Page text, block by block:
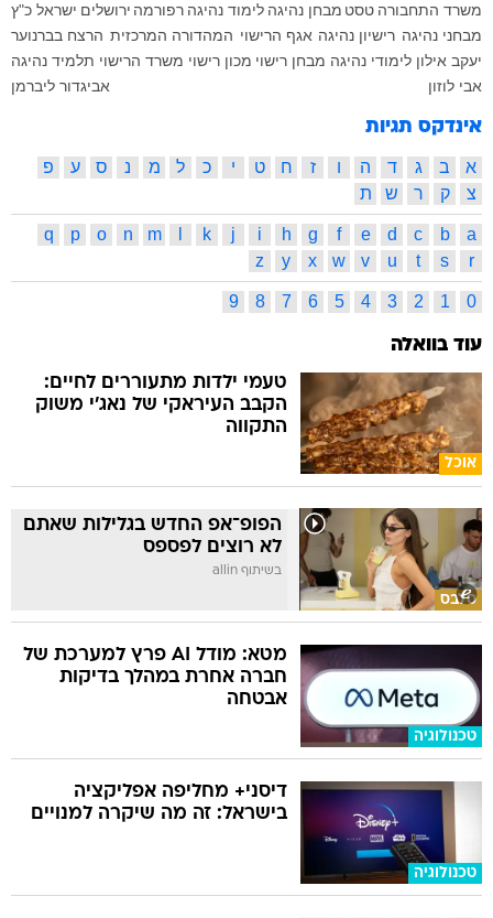
משרד התחבורה טסט מבחן נהיגה לימוד נהיגה רפורמה ירושלים ישראל כ"ץ
מבחני נהיגה רישיון נהיגה אגף הרישוי המהדורה המרכזית הרצח בברנוער
יעקב אילון לימודי נהיגה מבחן רישוי מכון רישוי משרד הרישוי תלמיד נהיגה
אבי לוזון
אביגדור ליברמן
אינדקס תגיות
א ב ג ד ה ו ז ח ט י כ ל מ נ ס ע
פ
צ
ק ר ש ת
a
b
c
d
e
f
g
h
i
j
k
m
n
o
p
q
r
s
t
u
v
w
x
y
z
0
1
2
3
4
5
6
7
8
9
עוד בוואלה
אוכל
טעמי ילדות מתעוררים לחיים:
הקבב העיראקי של נאג׳י משוק
התקווה
סלבס
הפופ־אפ החדש בגלילות שאתם
לא רוצים לפספס
בשיתוף allin
טכנולוגיה
מטא: מודל AI פרץ למערכת של
חברה אחרת במהלך בדיקות
אבטחה
טכנולוגיה
דיסני+ מחליפה אפליקציה
בישראל: זה מה שיקרה למנויים